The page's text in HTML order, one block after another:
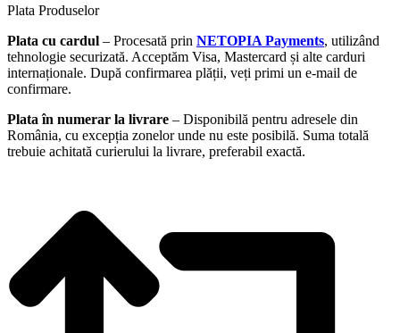
Plata Produselor
Plata cu cardul – Procesată prin NETOPIA Payments, utilizând
tehnologie securizată. Acceptăm Visa, Mastercard și alte carduri
internaționale. După confirmarea plății, veți primi un e-mail de
confirmare.
Plata în numerar la livrare – Disponibilă pentru adresele din
România, cu excepția zonelor unde nu este posibilă. Suma totală
trebuie achitată curierului la livrare, preferabil exactă.